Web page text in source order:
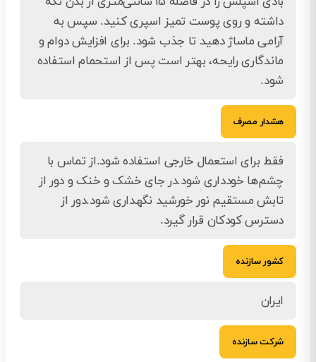
داشته و روی پوست تمیز اسپری کنید. سپس به
آرامی ماساژ دهید تا جذب شود. برای افزایش دوام و
ماندگاری رایحه، بهتر است پس از استحمام استفاده
شود.
هشدار مصرف
فقط برای استعمال خارجی استفاده شود.از تماس با
چشم‌ها خودداری شود.در جای خشک و خنک و دور از
تابش مستقیم نور خورشید نگهداری شود.دور از
دسترس کودکان قرار گیرد.
کشور سازنده
ایران
شرکت سازنده